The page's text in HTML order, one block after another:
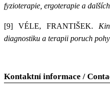
fyzioterapie, ergoterapie a
[9] VÉLE, FRANTIŠEK.
diagnostiku a terapii poruch
Kontaktní informace /